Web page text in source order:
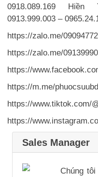
0918.089.169
0913.999.003 –
https://zalo.me/
https://zalo.me/
https://
https://m.me/
https://www.tiktok.com/
https://
Sales Manager
Chúng